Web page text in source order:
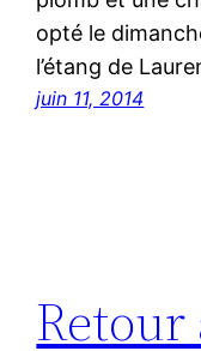
opté le
l’étang de
juin 11, 2014
Retour